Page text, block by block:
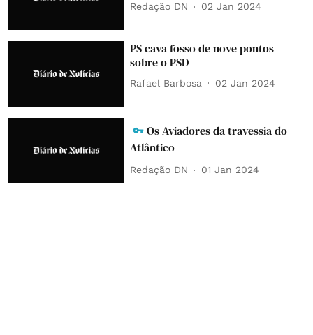
Redação DN 02 Jan 2024
PS cava fosso de nove pontos
sobre o PSD
Rafael Barbosa 02 Jan 2024
Os Aviadores da travessia do
Atlântico
Redação DN 01 Jan 2024